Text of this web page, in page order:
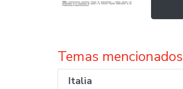
Temas mencionados
Italia